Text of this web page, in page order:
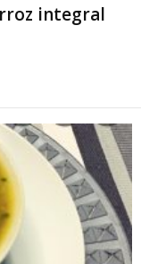
integral